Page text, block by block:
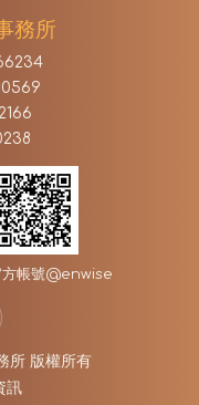
務所
帳號@enwise
所 版權所有
訊